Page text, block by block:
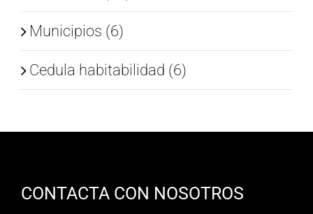
Municipios (6)
Cedula habitabilidad (6)
CONTACTA CON NOSOTROS